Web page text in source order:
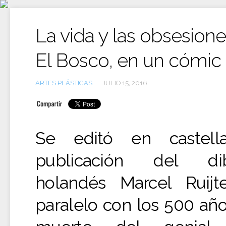
Ir
La vida y las
El Bosco, en un cómic
ARTES PLÁSTICAS JULIO 15, 2016
Se editó en
publicación del
holandés Marcel
paralelo con los 500